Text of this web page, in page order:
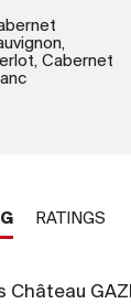
Cabernet
RATINGS
Château